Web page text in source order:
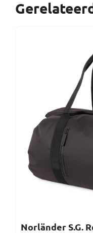
Norländer S.G.